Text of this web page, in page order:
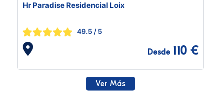
Hr Paradise Residencial Loix
49.5 / 5
Desde 110 €
Ver Más